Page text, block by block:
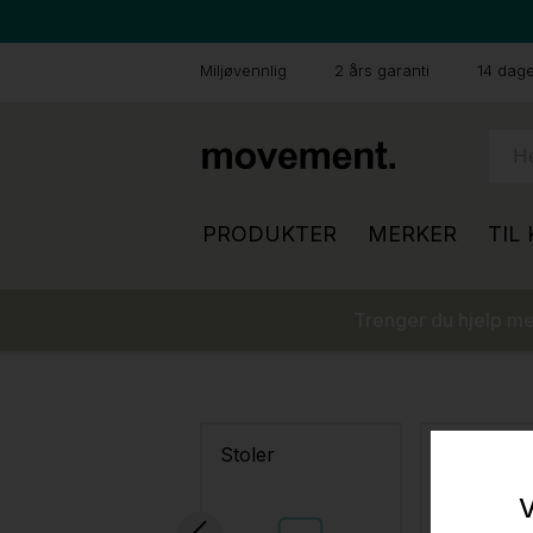
Miljøvennlig 2 års garanti 14
PRODUKTER MERKER TIL
Stoler